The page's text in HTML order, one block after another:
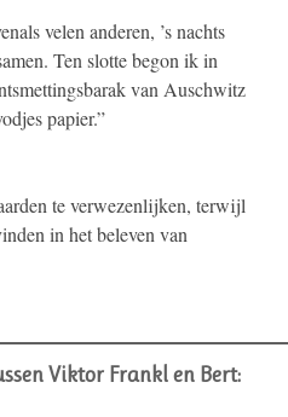
velen anderen, ’s nachts
Ten slotte begon ik in
van Auschwitz
papier.”
te verwezenlijken, terwijl
in het beleven van
Viktor Frankl en Bert: